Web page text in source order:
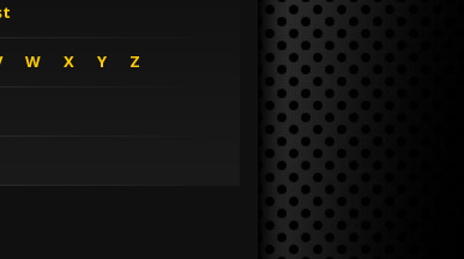
W X Y Z